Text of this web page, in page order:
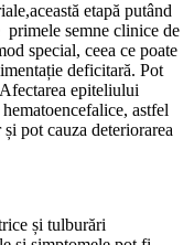
etapă putând
primele semne clinice de
special, ceea ce poate
deficitară. Pot
epiteliului
astfel
pot cauza deteriorarea
și tulburări